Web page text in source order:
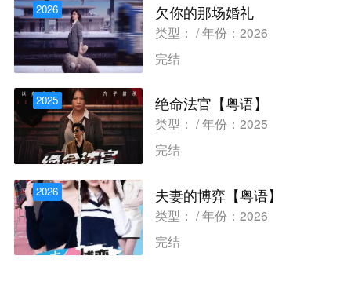
2026 欠你的那场婚礼
类型： / 年份：2026
完结
2025 绝命法官【粤语】
类型： / 年份：2025
完结
2026 夫妻的博弈【粤语】
类型： / 年份：2026
完结